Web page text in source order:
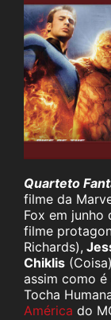
Quarteto
filme da
Fox em junho
filme
Richards),
Chiklis
assim como é
Tocha
América do